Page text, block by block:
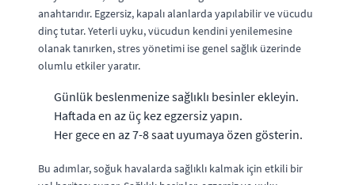
anahtarıdır. Egzersiz, kapalı alanlarda yapılabilir ve vücudu
dinç tutar. Yeterli uyku, vücudun kendini yenilemesine
olanak tanırken, stres yönetimi ise genel sağlık üzerinde
olumlu etkiler yaratır.
Günlük beslenmenize sağlıklı besinler ekleyin.
Haftada en az üç kez egzersiz yapın.
Her gece en az 7-8 saat uyumaya özen gösterin.
Bu adımlar, soğuk havalarda sağlıklı kalmak için etkili bir